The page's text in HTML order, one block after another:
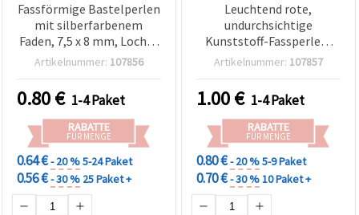
Fassförmige Bastelperlen
mit silberfarbenem
Faden, 7,5 x 8 mm, Loch: 5
mm, Weiß – 20 g (~85 Stk.)
Artikelnummer: 107856
0.80€ 1-4 Paket
RABATTE
FÜR MENGE
0.64 €- 20 %5-24 Paket
0.56 €- 30 % 25 Paket +
Leuchtend rote,
undurchsichtige
Kunststoff-Fassperlen,
7,5 mm, Loch 5 mm – 50 g
Schmuck & kreative DIY-
Bastelprojekte
Artikelnummer: 107857
1.00€ 1-4 Paket
RABATTE
FÜR MENGE
0.80 €- 20 %5-9 Paket
0.70 €- 30 %10 Paket +